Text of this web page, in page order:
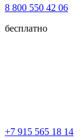
8 800 550 42 06
бесплатно
+7 915 565 18 14